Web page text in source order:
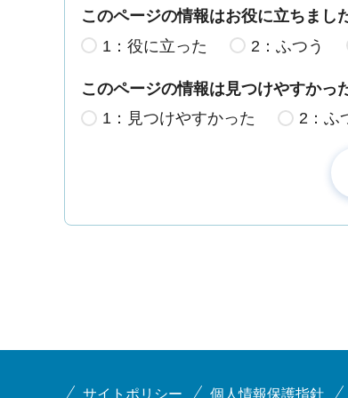
このページの情報はお役に立ちまし
1：役に立った
2：ふつう
このページの情報は見つけやすかっ
1：見つけやすかった
2：ふ
サイトポリシー 個人情報保護指針